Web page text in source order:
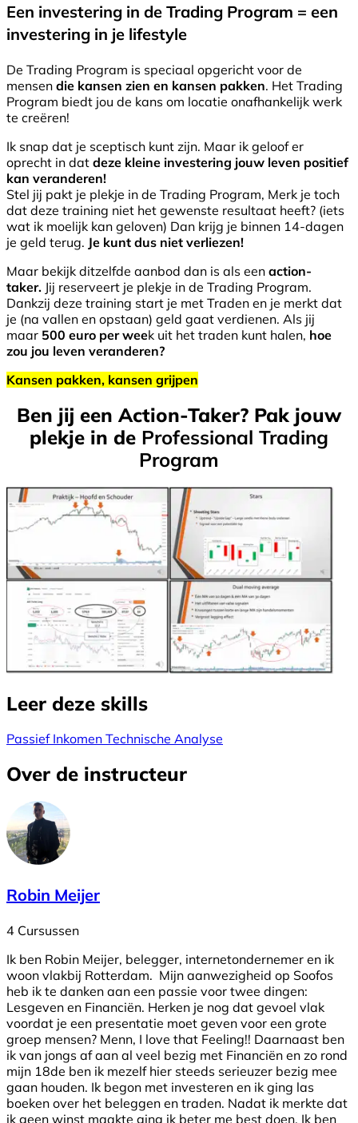
Een investering in de Trading Program = een
investering in je lifestyle
De Trading Program is speciaal opgericht voor de
mensen die kansen zien en kansen pakken. Het Trading
Program biedt jou de kans om locatie onafhankelijk werk
te creëren!
Ik snap dat je sceptisch kunt zijn. Maar ik geloof er
oprecht in dat deze kleine investering jouw leven positief
kan veranderen!
Stel jij pakt je plekje in de Trading Program, Merk je toch
dat deze training niet het gewenste resultaat heeft? (iets
wat ik moelijk kan geloven) Dan krijg je binnen 14-dagen
je geld terug. Je kunt dus niet verliezen!
Maar bekijk ditzelfde aanbod dan is als een action-
taker. Jij reserveert je plekje in de Trading Program.
Dankzij deze training start je met Traden en je merkt dat
je (na vallen en opstaan) geld gaat verdienen. Als jij
maar 500 euro per week uit het traden kunt halen, hoe
zou jou leven veranderen?
Kansen pakken, kansen grijpen
Ben jij een Action-Taker? Pak jouw
plekje in de Professional Trading
Program
Leer deze skills
Passief Inkomen Technische Analyse
Over de instructeur
Robin Meijer
4 Cursussen
Ik ben Robin Meijer, belegger, internetondernemer en ik
woon vlakbij Rotterdam. Mijn aanwezigheid op Soofos
heb ik te danken aan een passie voor twee dingen:
Lesgeven en Financiën. Herken je nog dat gevoel vlak
voordat je een presentatie moet geven voor een grote
groep mensen? Menn, I love that Feeling!! Daarnaast ben
ik van jongs af aan al veel bezig met Financiën en zo rond
mijn 18de ben ik mezelf hier steeds serieuzer bezig mee
gaan houden. Ik begon met investeren en ik ging las
boeken over het beleggen en traden. Nadat ik merkte dat
ik geen winst maakte ging ik beter me best doen. Ik ben